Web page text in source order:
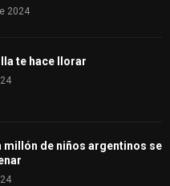
2024
te hace llorar
millón de niños argentinos se